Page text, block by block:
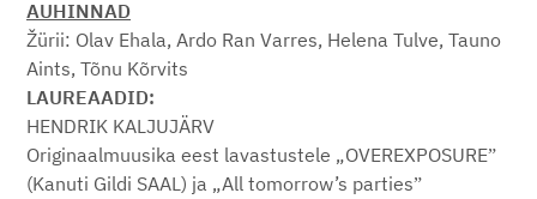
AUHINNAD
Žürii: Olav Ehala, Ardo Ran Varres, Helena Tulve, Tauno
Aints, Tõnu Kõrvits
LAUREAADID:
HENDRIK KALJUJÄRV
Originaalmuusika eest lavastustele „OVEREXPOSUREˮ
(Kanuti Gildi SAAL) ja „All tomorrow’s partiesˮ